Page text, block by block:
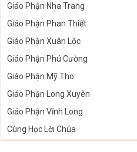
Giáo Phận Nha Trang
Giáo Phận Phan Thiết
Giáo Phận Xuân Lộc
Giáo Phận Phú Cường
Giáo Phận Mỹ Tho
Giáo Phận Long Xuyên
Giáo Phận Vĩnh Long
Cùng Học Lời Chúa